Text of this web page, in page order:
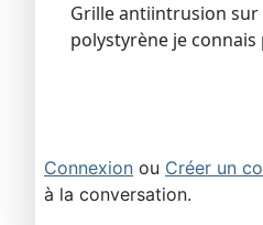
Grille antiintrusion
polystyrène je connais
Connexion ou Créer un
à la conversation.